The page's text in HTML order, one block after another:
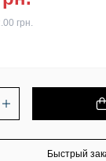
грн.
Быстрый